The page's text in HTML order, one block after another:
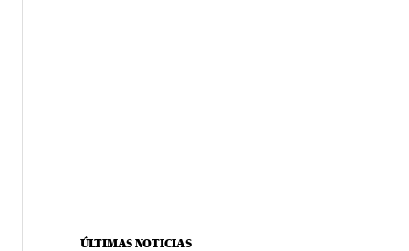
ÚLTIMAS NOTICIAS